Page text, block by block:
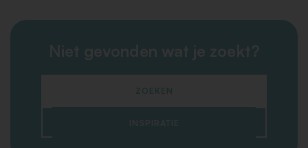
Niet gevonden wat je zoekt?
ZOEKEN
INSPIRATIE